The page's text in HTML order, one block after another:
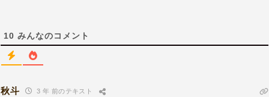
10 みんなのコメント
秋斗 3 年 前のテキスト